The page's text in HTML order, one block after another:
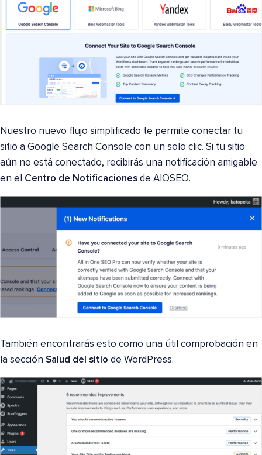
Nuestro nuevo flujo simplificado te permite conectar tu
sitio a Google Search Console con un solo clic. Si tu sitio
aún no está conectado, recibirás una notificación amigable
en el Centro de Notificaciones de AIOSEO.
También encontrarás esto como una útil comprobación en
la sección Salud del sitio de WordPress.